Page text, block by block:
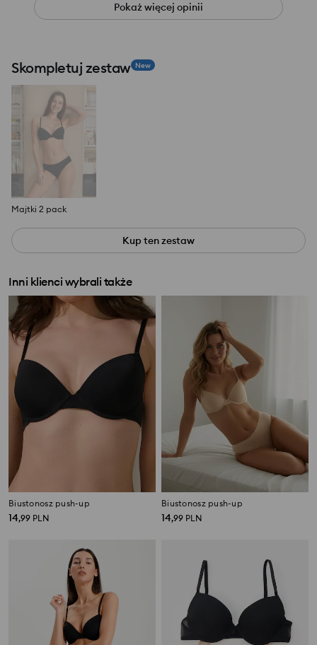
Pokaż więcej opinii
Skompletuj zestaw New
Majtki 2 pack
Kup ten zestaw
Inni klienci wybrali także
Biustonosz push-up
14,99 PLN
Biustonosz push-up
14,99 PLN